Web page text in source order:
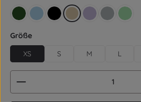
retro grün
hellblauschwarzbeigelila grau
Größe
XS S M L
Produkt Anzahl: Gib den